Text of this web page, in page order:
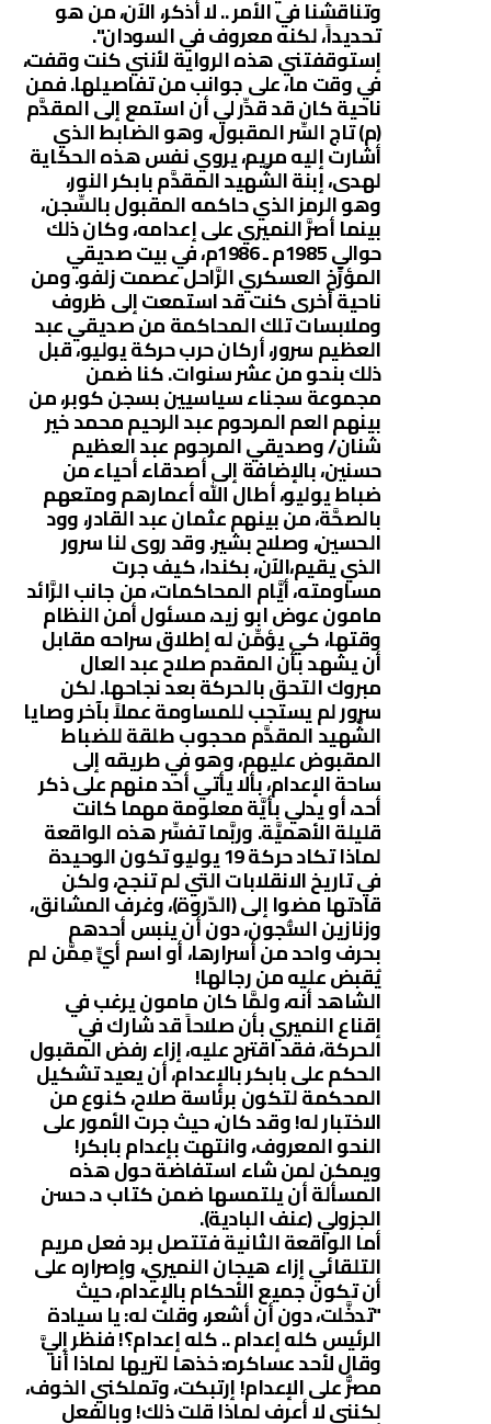
وتناقشنا في الأمر .. لا أذكر، الآن، من هو
تحديداً، لكنه معروف في السودان".
إستوقفتني هذه الرواية لأنني كنت وقفت،
في وقت ما، على جوانب من تفاصيلها. فمن
ناحية كان قد قدِّر لي أن استمع إلى المقدَّم
(م) تاج السِّر المقبول، وهو الضابط الذي
أشارت إليه مريم، يروي نفس هذه الحكاية
لهدى، إبنة الشَّهيد المقدَّم بابكر النور،
وهو الرمز الذي حاكمه المقبول بالسِّجن،
بينما أصرَّ النميري على إعدامه، وكان ذلك
حوالي 1985م ـ 1986م، في بيت صديقي
المؤرِّخ العسكري الرَّاحل عصمت زلفو. ومن
ناحية أخرى كنت قد استمعت إلى ظروف
وملابسات تلك المحاكمة من صديقي عبد
العظيم سرور، أركان حرب حركة يوليو، قبل
ذلك بنحو من عشر سنوات. كنا ضمن
مجموعة سجناء سياسيين بسجن كوبر، من
بينهم العم المرحوم عبد الرحيم محمد خير
شنان/ وصديقي المرحوم عبد العظيم
حسنين، بالإضافة إلى أصدقاء أحياء من
ضباط يوليو، أطال الله أعمارهم ومتعهم
بالصحَّة، من بينهم عثمان عبد القادر، وود
الحسين، وصلاح بشير. وقد روى لنا سرور
الذي يقيم،الآن، بكندا، كيف جرت
مساومته، أيَّام المحاكمات، من جانب الرَّائد
مامون عوض ابو زيد، مسئول أمن النظام
وقتها، كي يؤمِّن له إطلاق سراحه مقابل
أن يشهد بأن المقدم صلاح عبد العال
مبروك التحق بالحركة بعد نجاحها. لكن
سرور لم يستجب للمساومة عملاً بآخر وصايا
الشَّهيد المقدَّم محجوب طلقة للضباط
المقبوض عليهم، وهو في طريقه إلى
ساحة الإعدام، بألا يأتي أحد منهم على ذكر
أحد، أو يدلي بأيَّة معلومة مهما كانت
قليلة الأهميَّة. وربَّما تفسِّر هذه الواقعة
لماذا تكاد حركة 19 يوليو تكون الوحيدة
في تاريخ الانقلابات التي لم تنجح، ولكن
قادتها مضوا إلى (الدّروة)، وغرف المشانق،
وزنازين السُّجون، دون أن ينبس أحدهم
بحرف واحد من أسرارها، أو اسم أيٍّ مِمَّن لم
يُقبض عليه من رجالها!
الشاهد أنه، ولمَّا كان مامون يرغب في
إقناع النميري بأن صلاحاً قد شارك في
الحركة، فقد اقترح عليه، إزاء رفض المقبول
الحكم على بابكر بالإعدام، أن يعيد تشكيل
المحكمة لتكون برئاسة صلاح، كنوع من
الاختبار له! وقد كان، حيث جرت الأمور على
النحو المعروف، وانتهت بإعدام بابكر!
ويمكن لمن شاء استفاضة حول هذه
المسألة أن يلتمسها ضمن كتاب د. حسن
الجزولي (عنف البادية).
أما الواقعة الثانية فتتصل برد فعل مريم
التلقائي إزاء هيجان النميري، وإصراره على
أن تكون جميع الأحكام بالإعدام، حيث
"تدخَّلت، دون أن أشعر، وقلت له: يا سيادة
الرئيس كله إعدام .. كله إعدام؟! فنظر إليَّ
وقال لأحد عساكره: خذها لتريها لماذا أنا
مصرٌّ على الإعدام! إرتبكت، وتملكني الخوف،
لكنني لا أعرف لماذا قلت ذلك! وبالفعل